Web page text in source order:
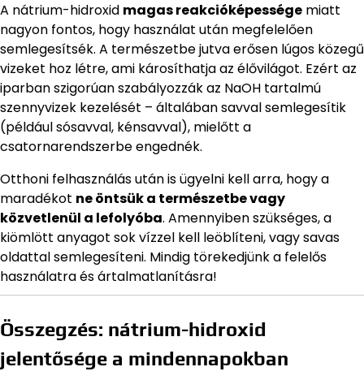
A nátrium-hidroxid magas reakcióképessége miatt
nagyon fontos, hogy használat után megfelelően
semlegesítsék. A természetbe jutva erősen lúgos közegű
vizeket hoz létre, ami károsíthatja az élővilágot. Ezért az
iparban szigorúan szabályozzák az NaOH tartalmú
szennyvizek kezelését – általában savval semlegesítik
(például sósavval, kénsavval), mielőtt a
csatornarendszerbe engednék.
Otthoni felhasználás után is ügyelni kell arra, hogy a
maradékot ne öntsük a természetbe vagy
közvetlenül a lefolyóba. Amennyiben szükséges, a
kiömlött anyagot sok vízzel kell leöblíteni, vagy savas
oldattal semlegesíteni. Mindig törekedjünk a felelős
használatra és ártalmatlanításra!
Összegzés: nátrium-hidroxid
jelentősége a mindennapokban